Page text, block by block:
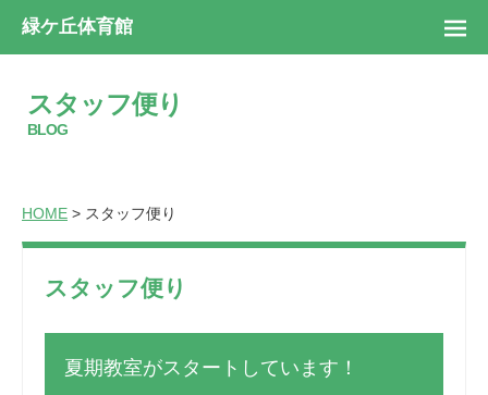
緑ケ丘体育館
スタッフ便り
BLOG
HOME > スタッフ便り
スタッフ便り
夏期教室がスタートしています！